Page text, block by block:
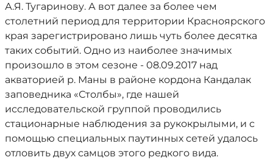
А.Я. Тугаринову. А вот далее за более чем
столетний период для территории Красноярского
края зарегистрировано лишь чуть более десятка
таких событий. Одно из наиболее значимых
произошло в этом сезоне - 08.09.2017 над
акваторией р. Маны в районе кордона Кандалак
заповедника «Столбы», где нашей
исследовательской группой проводились
стационарные наблюдения за рукокрылыми, и с
помощью специальных паутинных сетей удалось
отловить двух самцов этого редкого вида.